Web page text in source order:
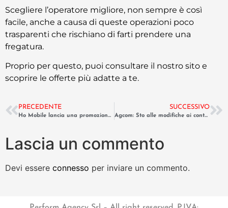
Scegliere l’operatore migliore, non sempre è così
facile, anche a causa di queste operazioni poco
trasparenti che rischiano di farti prendere una
fregatura.
Proprio per questo, puoi consultare il nostro sito e
scoprire le offerte più adatte a te.
PRECEDENTE
Ho Mobile lancia una promozione per non vedenti
SUCCESSIVO
Agcom: Sto alle modifiche ai contratti da parte degli operatori
Lascia un commento
Devi essere connesso per inviare un commento.